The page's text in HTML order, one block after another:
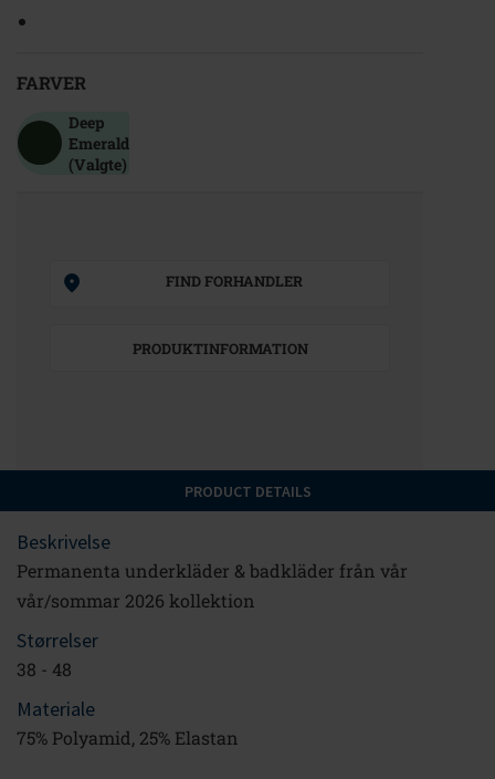
FARVER
Deep
Emerald
(Valgte)
FIND FORHANDLER
PRODUKTINFORMATION
PRODUCT DETAILS
Beskrivelse
Permanenta underkläder & badkläder från vår
vår/sommar 2026 kollektion
Størrelser
38 - 48
Materiale
75% Polyamid, 25% Elastan